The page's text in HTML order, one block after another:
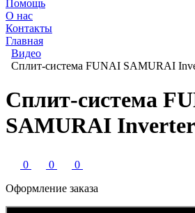
Помощь
О нас
Контакты
Главная
Видео
Сплит-система FUNAI SAMURAI
Сплит-система
SAMURAI Inverter
0 0
0
Оформление заказа